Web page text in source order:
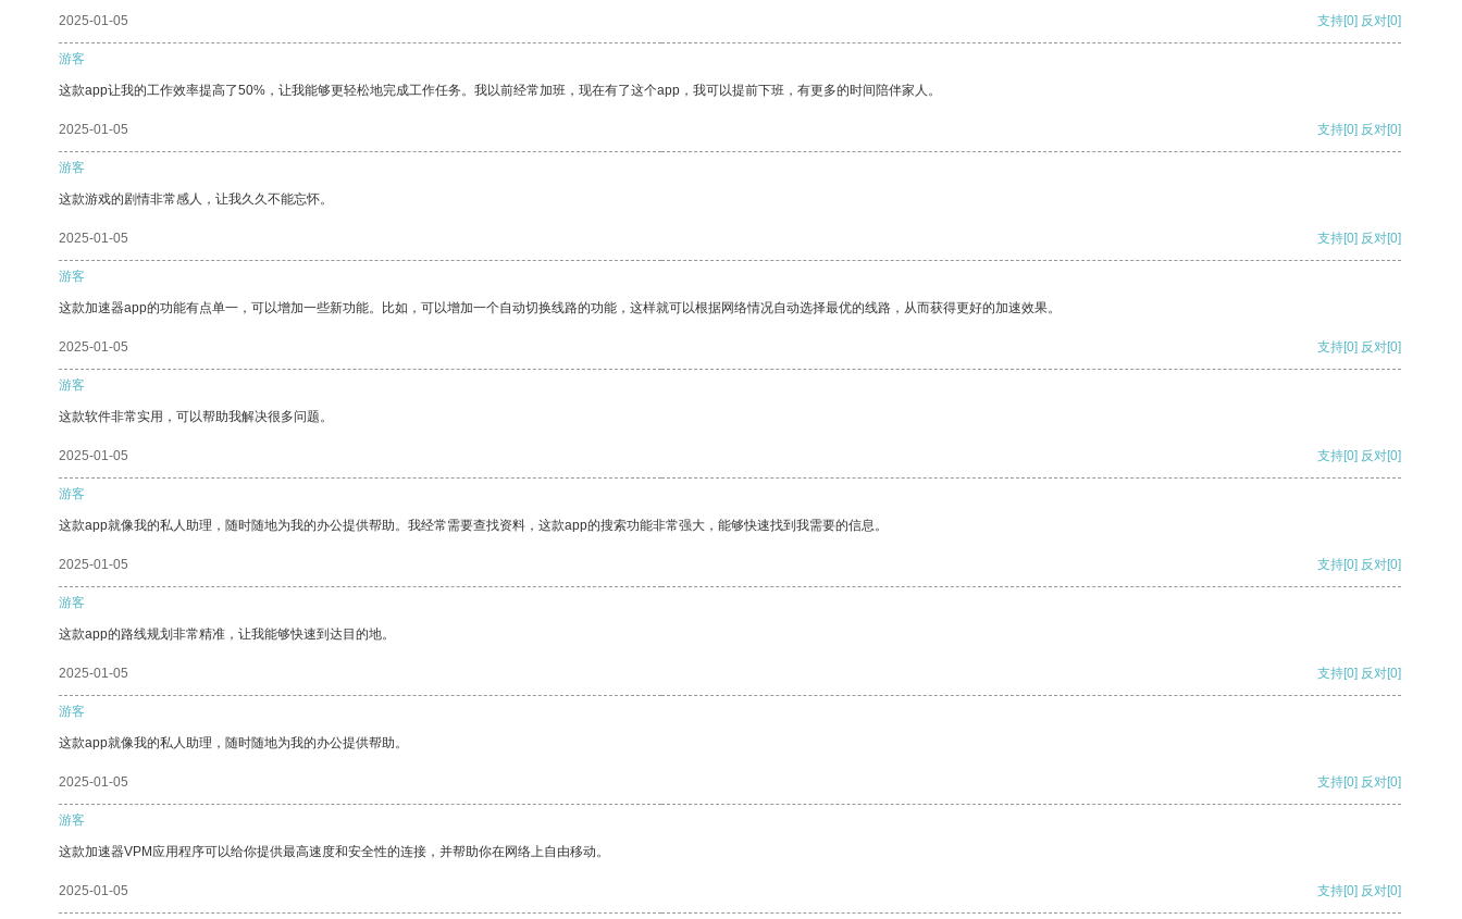
2025-01-05 支持[0] 反对[0]
游客
这款app让我的工作效率提高了50%，让我能够更轻松地完成工作任务。我以前经常加班，现在有了这个app，我可以提前下班，有更多的时间陪伴家人。
2025-01-05 支持[0] 反对[0]
游客
这款游戏的剧情非常感人，让我久久不能忘怀。
2025-01-05 支持[0] 反对[0]
游客
这款加速器app的功能有点单一，可以增加一些新功能。比如，可以增加一个自动切换线路的功能，这样就可以根据网络情况自动选择最优的线路，从而获得更好的加速效果。
2025-01-05 支持[0] 反对[0]
游客
这款软件非常实用，可以帮助我解决很多问题。
2025-01-05 支持[0] 反对[0]
游客
这款app就像我的私人助理，随时随地为我的办公提供帮助。我经常需要查找资料，这款app的搜索功能非常强大，能够快速找到我需要的信息。
2025-01-05 支持[0] 反对[0]
游客
这款app的路线规划非常精准，让我能够快速到达目的地。
2025-01-05 支持[0] 反对[0]
游客
这款app就像我的私人助理，随时随地为我的办公提供帮助。
2025-01-05 支持[0] 反对[0]
游客
这款加速器VPM应用程序可以给你提供最高速度和安全性的连接，并帮助你在网络上自由移动。
2025-01-05 支持[0] 反对[0]